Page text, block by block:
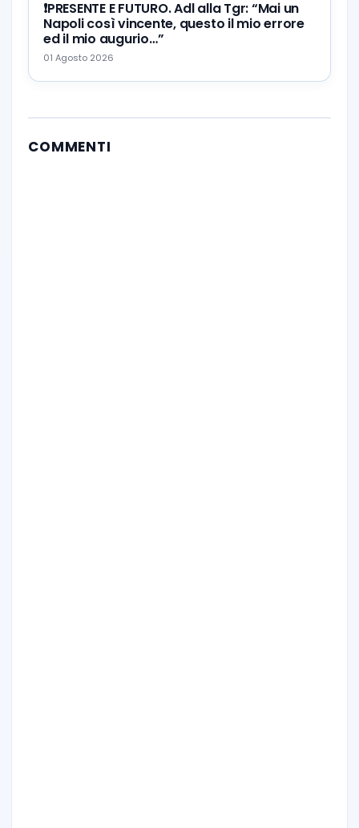
❗️PRESENTE E FUTURO. Adl alla Tgr: “Mai un
Napoli così vincente, questo il mio errore
ed il mio augurio…”
01 Agosto 2026
COMMENTI